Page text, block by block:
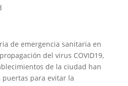
de emergencia sanitaria en
del virus COVID19,
de la ciudad han
para evitar la